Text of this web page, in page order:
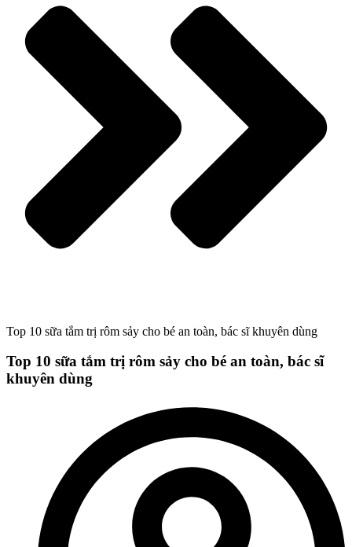
Top 10 sữa tắm trị rôm sảy cho bé an toàn, bác sĩ khuyên dùng
Top 10 sữa tắm trị rôm sảy cho bé an toàn, bác sĩ
khuyên dùng